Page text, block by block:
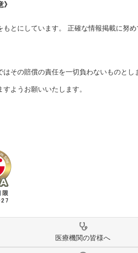
もとにしています。 正確な情報掲載に努
はその賠償の責任を一切負わないものとし
ようお願いいたします。
医療機関の皆様へ